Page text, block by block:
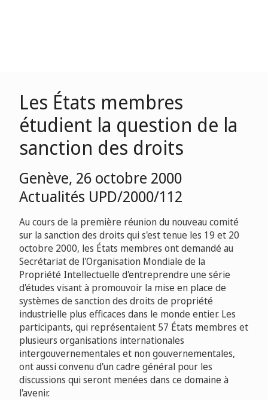
Les États membres
étudient la question de la
sanction des droits
Genève, 26 octobre 2000
Actualités UPD/2000/112
Au cours de la première réunion du nouveau comité
sur la sanction des droits qui s'est tenue les 19 et 20
octobre 2000, les États membres ont demandé au
Secrétariat de l'Organisation Mondiale de la
Propriété Intellectuelle d'entreprendre une série
d'études visant à promouvoir la mise en place de
systèmes de sanction des droits de propriété
industrielle plus efficaces dans le monde entier. Les
participants, qui représentaient 57 États membres et
plusieurs organisations internationales
intergouvernementales et non gouvernementales,
ont aussi convenu d'un cadre général pour les
discussions qui seront menées dans ce domaine à
l'avenir.